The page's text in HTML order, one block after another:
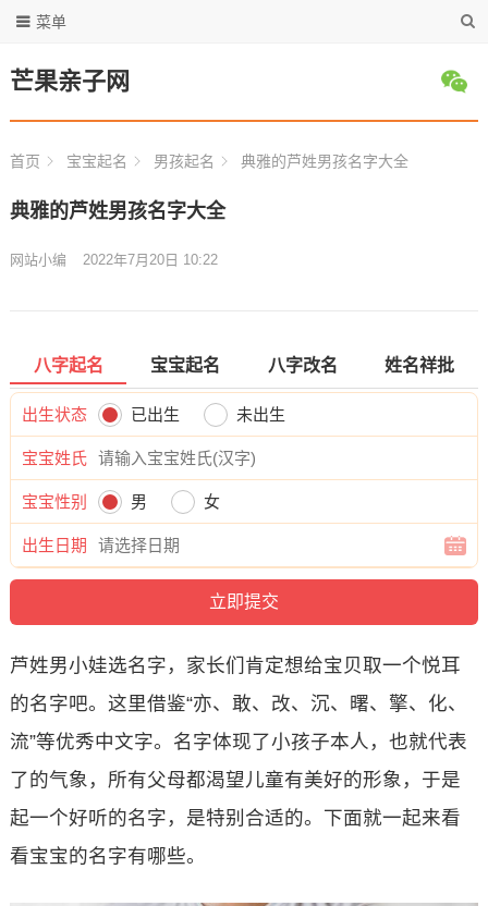
芒果亲子网
菜单
首页 宝宝起名 男孩起名 典雅的芦姓男孩名字大全
典雅的芦姓男孩名字大全
网站小编 2022年7月20日 10:22
八字起名 宝宝起名 八字改名 姓名祥批
出生状态 已出生 未出生
宝宝姓氏
宝宝性别 男 女
出生日期
芦姓男小娃选名字，家长们肯定想给宝贝取一个悦耳
的名字吧。这里借鉴“亦、敢、改、沉、曙、擎、化、
流”等优秀中文字。名字体现了小孩子本人，也就代表
了的气象，所有父母都渴望儿童有美好的形象，于是
起一个好听的名字，是特别合适的。下面就一起来看
看宝宝的名字有哪些。